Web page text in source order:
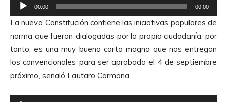
A
u
d
i
o
e
p
r
o
d
u
c
00:00 00:00
La nueva Constitución contiene las iniciativas populares de
norma que fueron dialogadas por la propia ciudadanía, por
tanto, es una muy buena carta magna que nos entregan
los convencionales para ser aprobada el 4 de septiembre
próximo, señaló Lautaro Carmona.